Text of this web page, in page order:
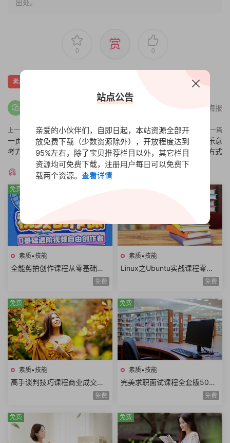
出处。
0 赏 0
素质技能
分享海报
上一篇
一页纸改变你的人生，一页纸思
考力训练营
下一篇
如何打造个人影响力，别人乐意
接受的方式
猜你喜欢
素质•技能
全能剪拍创作课程从零基础到
进阶视频拍摄视频剪辑视频自
免费
免费
素质•技能
Linux之Ubuntu实战课程零基
础玩转嵌入式Linux工程师开发
免费
素质•技能
高手谈判技巧课程商业成交谈
判底线谈判态度双赢思维谈判
免费
免费
素质•技能
完美求职面试课程全套版500
强HR完美简历面试技巧电话面
免费
免费
免费 免费
站点公告
亲爱的小伙伴们，自即日起，本站资源全部开
放免费下载（少数资源除外），开放程度达到
95%左右，除了宝贝推荐栏目以外，其它栏目
资源均可免费下载，注册用户每日可以免费下
载两个资源。 查看详情